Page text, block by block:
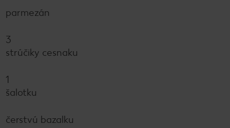
parmezán
3
strúčiky cesnaku
1
šalotku
čerstvú bazalku